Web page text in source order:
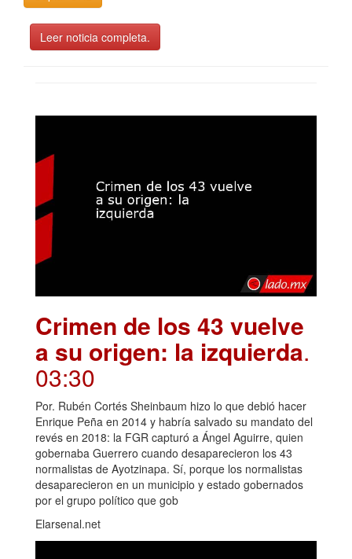
Leer noticia completa.
Crimen de los 43 vuelve
a su origen: la izquierda.
03:30
Por. Rubén Cortés Sheinbaum hizo lo que debió hacer
Enrique Peña en 2014 y habría salvado su mandato del
revés en 2018: la FGR capturó a Ángel Aguirre, quien
gobernaba Guerrero cuando desaparecieron los 43
normalistas de Ayotzinapa. Sí, porque los normalistas
desaparecieron en un municipio y estado gobernados
por el grupo político que gob
Elarsenal.net